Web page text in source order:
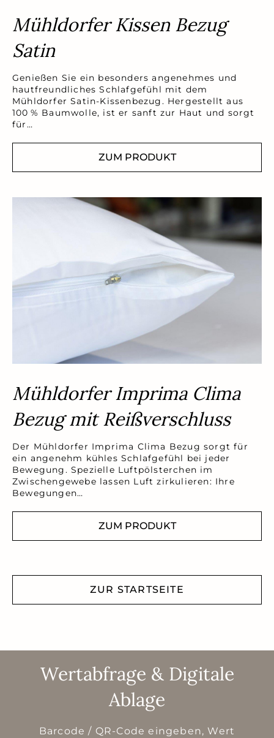
Mühldorfer Kissen Bezug
Satin
Genießen Sie ein besonders angenehmes und
hautfreundliches Schlafgefühl mit dem
Mühldorfer Satin-Kissenbezug. Hergestellt aus
100 % Baumwolle, ist er sanft zur Haut und sorgt
für…
ZUM PRODUKT
Mühldorfer Imprima Clima
Bezug mit Reißverschluss
Der Mühldorfer Imprima Clima Bezug sorgt für
ein angenehm kühles Schlafgefühl bei jeder
Bewegung. Spezielle Luftpölsterchen im
Zwischengewebe lassen Luft zirkulieren: Ihre
Bewegungen…
ZUM PRODUKT
ZUR STARTSEITE
Wertabfrage & Digitale
Ablage
Barcode / QR-Code eingeben, Wert